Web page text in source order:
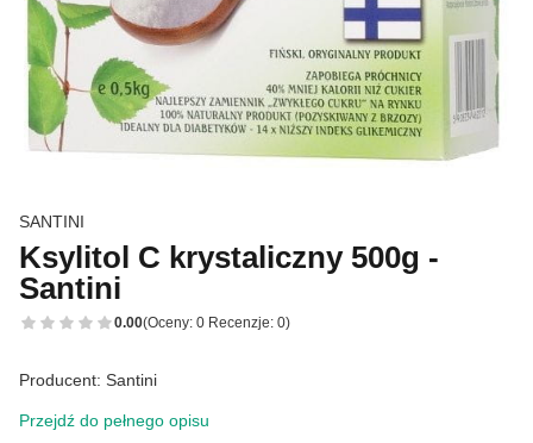
SANTINI
Ksylitol C krystaliczny 500g -
Santini
0.00(Oceny: 0 Recenzje: 0)
Producent: Santini
Przejdź do pełnego opisu